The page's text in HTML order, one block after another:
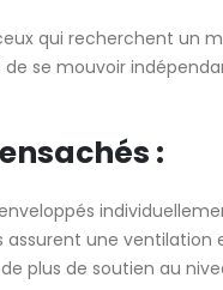
qui recherchent
se mouvoir
:
assurent une ventilation
plus de soutien au